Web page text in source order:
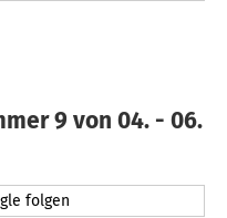
9 von 04. - 06.
folgen